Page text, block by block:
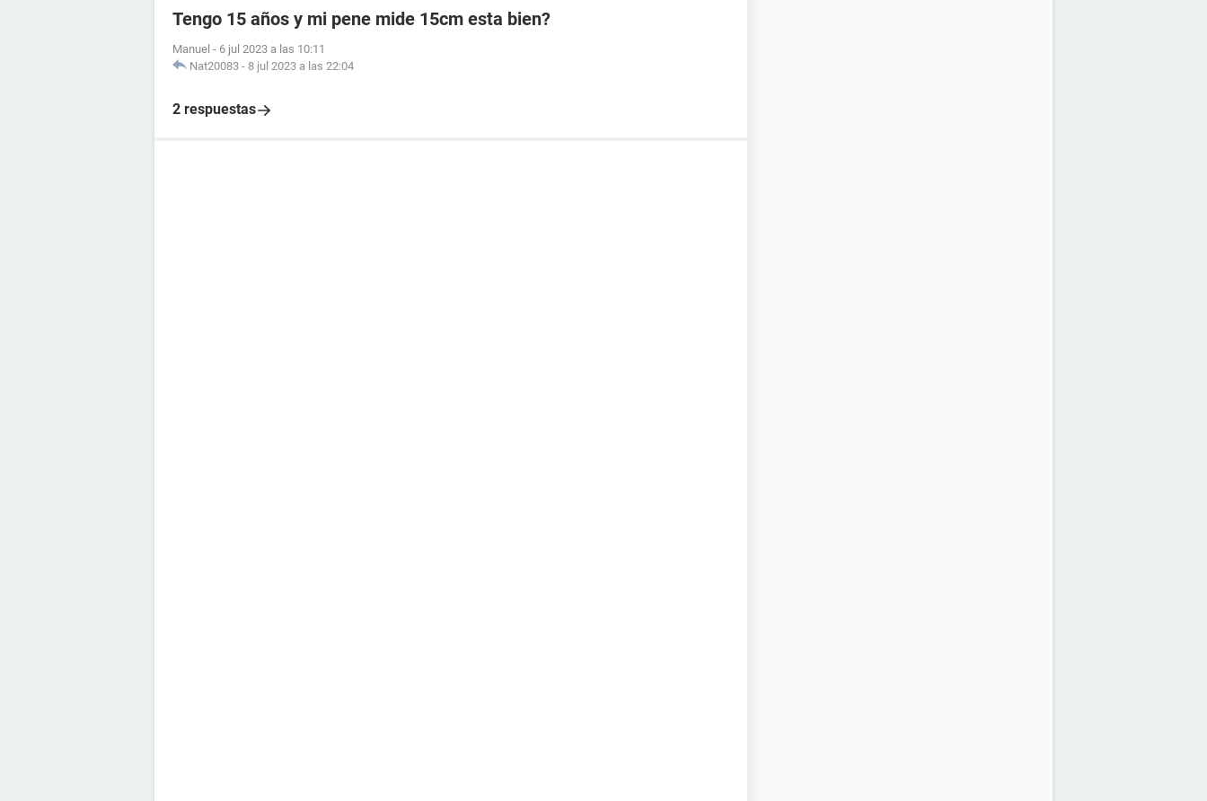
Tengo 15 años y mi pene mide 15cm esta bien?
Manuel - 6 jul 2023 a las 10:11
Nat20083 - 8 jul 2023 a las 22:04
2 respuestas